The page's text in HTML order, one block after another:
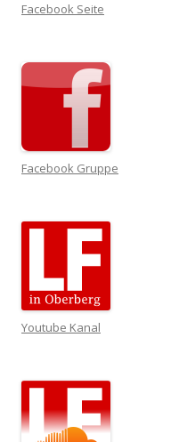
Facebook Seite
Facebook Gruppe
Youtube Kanal